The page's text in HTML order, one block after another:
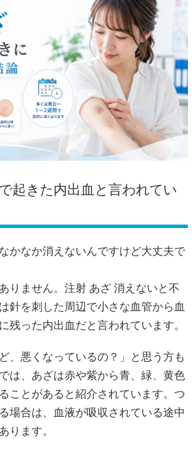
起きた内出血と言われてい
かなか消えないんですけど大丈夫で
りません。注射 あざ 消えないと不
針を刺した周辺で小さな血管から血
残った内出血だと言われています。
、悪くなっているの？」と思う方も
は、あざは赤や紫から青、緑、黄色
ことがあると紹介されています。つ
場合は、血液が吸収されている途中
ります。